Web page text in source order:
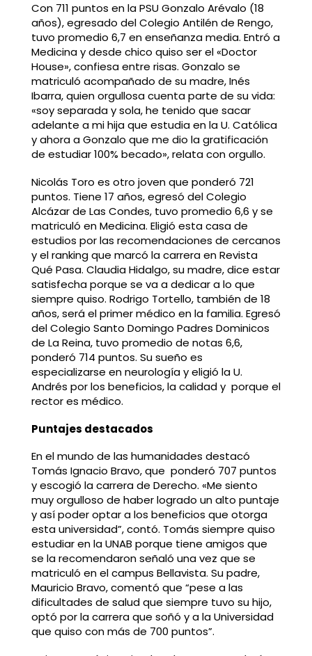
Con 711 puntos en la PSU Gonzalo Arévalo (18
años), egresado del Colegio Antilén de Rengo,
tuvo promedio 6,7 en enseñanza media. Entró a
Medicina y desde chico quiso ser el «Doctor
House», confiesa entre risas. Gonzalo se
matriculó acompañado de su madre, Inés
Ibarra, quien orgullosa cuenta parte de su vida:
«soy separada y sola, he tenido que sacar
adelante a mi hija que estudia en la U. Católica
y ahora a Gonzalo que me dio la gratificación
de estudiar 100% becado», relata con orgullo.
Nicolás Toro es otro joven que ponderó 721
puntos. Tiene 17 años, egresó del Colegio
Alcázar de Las Condes, tuvo promedio 6,6 y se
matriculó en Medicina. Eligió esta casa de
estudios por las recomendaciones de cercanos
y el ranking que marcó la carrera en Revista
Qué Pasa. Claudia Hidalgo, su madre, dice estar
satisfecha porque se va a dedicar a lo que
siempre quiso. Rodrigo Tortello, también de 18
años, será el primer médico en la familia. Egresó
del Colegio Santo Domingo Padres Dominicos
de La Reina, tuvo promedio de notas 6,6,
ponderó 714 puntos. Su sueño es
especializarse en neurología y eligió la U.
Andrés por los beneficios, la calidad y porque el
rector es médico.
Puntajes destacados
En el mundo de las humanidades destacó
Tomás Ignacio Bravo, que ponderó 707 puntos
y escogió la carrera de Derecho. «Me siento
muy orgulloso de haber logrado un alto puntaje
y así poder optar a los beneficios que otorga
esta universidad”, contó. Tomás siempre quiso
estudiar en la UNAB porque tiene amigos que
se la recomendaron señaló una vez que se
matriculó en el campus Bellavista. Su padre,
Mauricio Bravo, comentó que “pese a las
dificultades de salud que siempre tuvo su hijo,
optó por la carrera que soñó y a la Universidad
que quiso con más de 700 puntos”.